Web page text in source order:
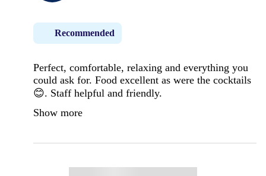
Recommended
Perfect, comfortable, relaxing and everything you
could ask for. Food excellent as were the cocktails
😊. Staff helpful and friendly.
Show more